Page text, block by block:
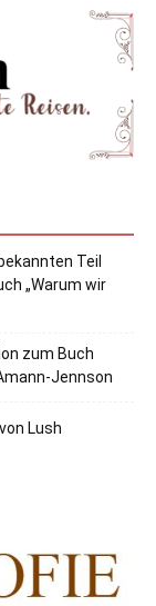
Teil
„Warum wir
zum Buch
Jennson
Lush